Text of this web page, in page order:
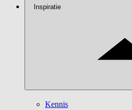
Inspiratie
Kennis